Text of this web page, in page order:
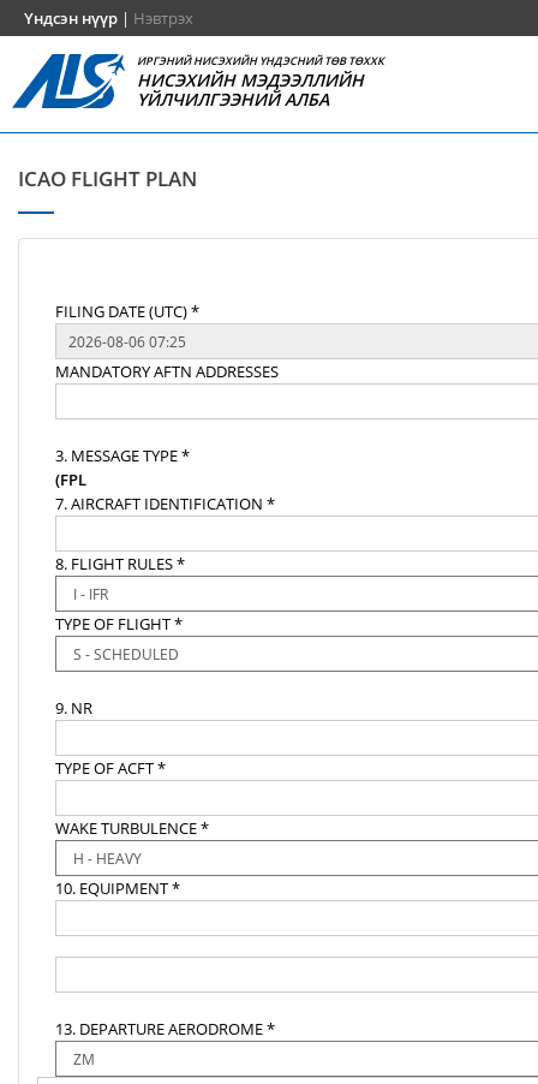
Үндсэн нүүр | Нэвтрэх
ИРГЭНИЙ НИСЭХИЙН ҮНДЭСНИЙ ТӨВ ТӨХХК
НИСЭХИЙН МЭДЭЭЛЛИЙН
ҮЙЛЧИЛГЭЭНИЙ АЛБА
ICAO FLIGHT PLAN
FILING DATE (UTC) *
MANDATORY AFTN ADDRESSES
3. MESSAGE TYPE *
(FPL
7. AIRCRAFT IDENTIFICATION *
8. FLIGHT RULES *
TYPE OF FLIGHT *
9. NR
TYPE OF ACFT *
WAKE TURBULENCE *
10. EQUIPMENT *
13. DEPARTURE AERODROME *